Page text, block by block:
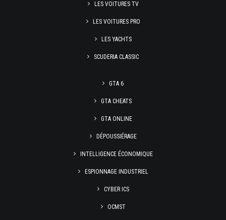
LES VOITURES TV
LES VOITURES PRO
LES YACHTS
SCUDERIA CLASSIC
GTA 6
GTA CHEATS
GTA ONLINE
DÉPOUSSIÉRAGE
INTELLIGENCE ÉCONOMIQUE
ESPIONNAGE INDUSTRIEL
CYBER ICS
OCMST